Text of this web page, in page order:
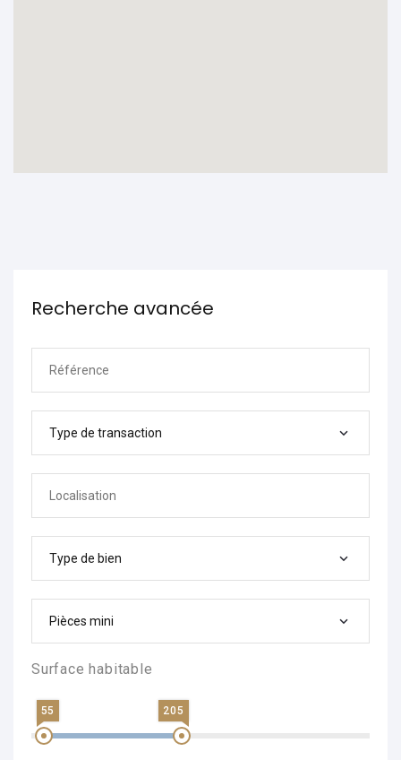
Recherche avancée
Type de transaction
Type de bien
Pièces mini
Surface habitable
55 205